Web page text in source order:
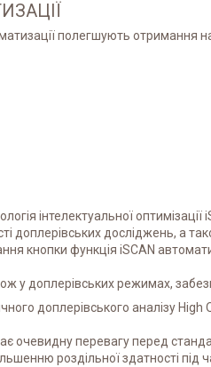
полегшують отримання
інтелектуальної
доплерівських досліджень, а
кнопки функція iSCAN
у доплерівських режимах,
доплерівського аналізу
очевидну перевагу перед
роздільної здатності під